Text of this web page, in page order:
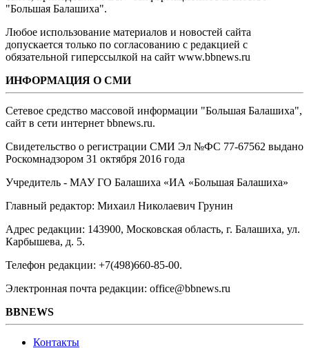
"Большая Балашиха".
Любое использование материалов и новостей сайта
допускается только по согласованию с редакцией с
обязательной гиперссылкой на сайт www.bbnews.ru
ИНФОРМАЦИЯ О СМИ
Сетевое средство массовой информации "Большая Балашиха",
сайт в сети интернет bbnews.ru.
Свидетельство о регистрации СМИ Эл №ФС ‎77-67562 выдано
Роскомнадзором 31 октября 2016 года
Учредитель - МАУ ГО Балашиха «ИА «Большая Балашиха»
Главный редактор: Михаил Николаевич Грунин
Адрес редакции: 143900, Московская область, г. Балашиха, ул.
Карбышева, д. 5.
Телефон редакции: +7(498)660-85-00.
Электронная почта редакции: office@bbnews.ru
BBNEWS
Контакты